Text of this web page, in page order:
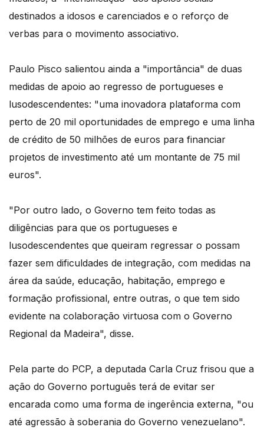
destinados a idosos e carenciados e o reforço de
verbas para o movimento associativo.
Paulo Pisco salientou ainda a "importância" de duas
medidas de apoio ao regresso de portugueses e
lusodescendentes: "uma inovadora plataforma com
perto de 20 mil oportunidades de emprego e uma linha
de crédito de 50 milhões de euros para financiar
projetos de investimento até um montante de 75 mil
euros".
"Por outro lado, o Governo tem feito todas as
diligências para que os portugueses e
lusodescendentes que queiram regressar o possam
fazer sem dificuldades de integração, com medidas na
área da saúde, educação, habitação, emprego e
formação profissional, entre outras, o que tem sido
evidente na colaboração virtuosa com o Governo
Regional da Madeira", disse.
Pela parte do PCP, a deputada Carla Cruz frisou que a
ação do Governo português terá de evitar ser
encarada como uma forma de ingerência externa, "ou
até agressão à soberania do Governo venezuelano".